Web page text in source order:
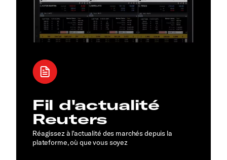
Fil d'actualité
Reuters
Réagissez à l'actualité des marchés depuis la
plateforme, où que vous soyez